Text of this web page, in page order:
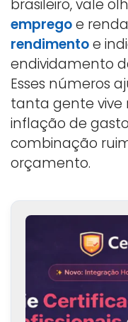
brasileiro, vale
empregoe
rendimentoe
endividamento
Esses números
tanta gente vive
inflação de
combinação
orçamento.